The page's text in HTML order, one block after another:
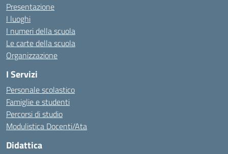
Presentazione
I luoghi
I numeri della scuola
Le carte della scuola
Organizzazione
I Servizi
Personale scolastico
Famiglie e studenti
Percorsi di studio
Modulistica Docenti/Ata
Didattica